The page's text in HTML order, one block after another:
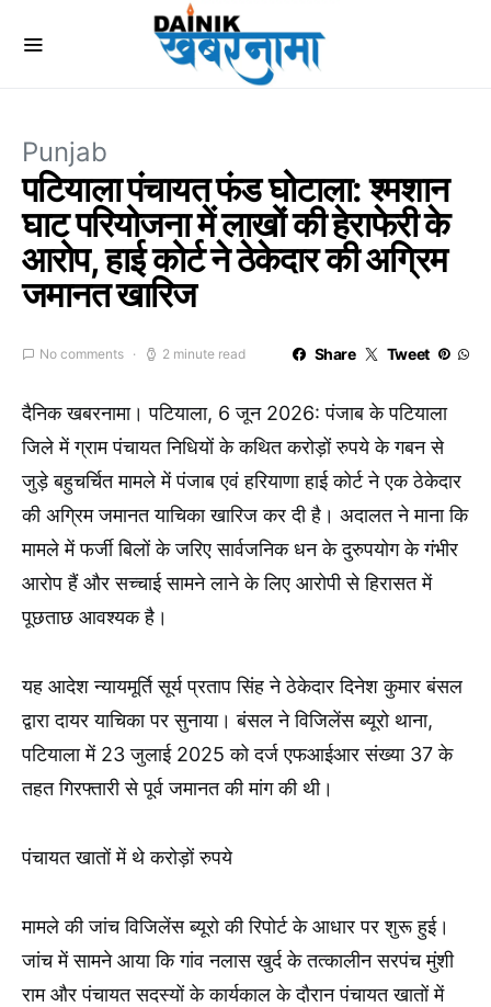
Punjab
पटियाला पंचायत फंड घोटाला: श्मशान
घाट परियोजना में लाखों की हेराफेरी के
आरोप, हाई कोर्ट ने ठेकेदार की अग्रिम
जमानत खारिज
No comments 2 minute read Share Tweet
दैनिक खबरनामा। पटियाला, 6 जून 2026: पंजाब के पटियाला
जिले में ग्राम पंचायत निधियों के कथित करोड़ों रुपये के गबन से
जुड़े बहुचर्चित मामले में पंजाब एवं हरियाणा हाई कोर्ट ने एक ठेकेदार
की अग्रिम जमानत याचिका खारिज कर दी है। अदालत ने माना कि
मामले में फर्जी बिलों के जरिए सार्वजनिक धन के दुरुपयोग के गंभीर
आरोप हैं और सच्चाई सामने लाने के लिए आरोपी से हिरासत में
पूछताछ आवश्यक है।
यह आदेश न्यायमूर्ति सूर्य प्रताप सिंह ने ठेकेदार दिनेश कुमार बंसल
द्वारा दायर याचिका पर सुनाया। बंसल ने विजिलेंस ब्यूरो थाना,
पटियाला में 23 जुलाई 2025 को दर्ज एफआईआर संख्या 37 के
तहत गिरफ्तारी से पूर्व जमानत की मांग की थी।
पंचायत खातों में थे करोड़ों रुपये
मामले की जांच विजिलेंस ब्यूरो की रिपोर्ट के आधार पर शुरू हुई।
जांच में सामने आया कि गांव नलास खुर्द के तत्कालीन सरपंच मुंशी
राम और पंचायत सदस्यों के कार्यकाल के दौरान पंचायत खातों में